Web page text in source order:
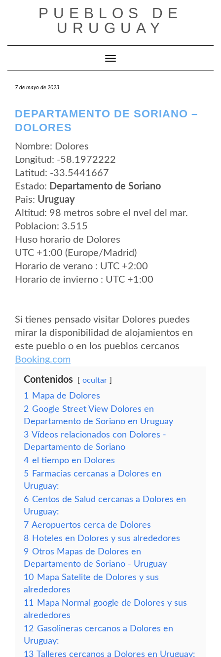
PUEBLOS DE
URUGUAY
Cambiar modo de navegación
7 de mayo de 2023
DEPARTAMENTO DE SORIANO –
DOLORES
Nombre: Dolores
Longitud: -58.1972222
Latitud: -33.5441667
Estado: Departamento de Soriano
Pais: Uruguay
Altitud: 98 metros sobre el nvel del mar.
Poblacion: 3.515
Huso horario de Dolores
UTC +1:00 (Europe/Madrid)
Horario de verano : UTC +2:00
Horario de invierno : UTC +1:00
Si tienes pensado visitar Dolores puedes
mirar la disponibilidad de alojamientos en
este pueblo o en los pueblos cercanos
Booking.com
Contenidos ocultar
1
Mapa de Dolores
2 Google Street View Dolores en
Departamento de Soriano en Uruguay
3 Vídeos relacionados con Dolores -
Departamento de Soriano
4 el tiempo en Dolores
5 Farmacias cercanas a Dolores en
Uruguay:
6 Centos de Salud cercanas a Dolores en
Uruguay:
7 Aeropuertos cerca de Dolores
8 Hoteles en Dolores y sus alrededores
9 Otros Mapas de Dolores en
Departamento de Soriano - Uruguay
10 Mapa Satelite de Dolores y sus
alrededores
11
Mapa Normal google de Dolores y sus
alrededores
12 Gasolineras cercanos a Dolores en
Uruguay:
13 Talleres cercanos a Dolores en Uruguay: